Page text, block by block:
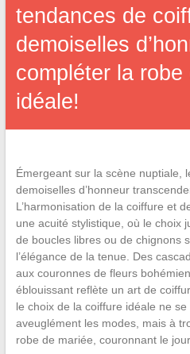
tendances de
demoiselles
compléter la robe
idéale!
Émergeant sur la scène nuptiale,
demoiselles d’honneur
L’harmonisation de la coiffure et
une acuité stylistique, où le choix
de boucles libres ou de chignons
l’élégance de la tenue. Des
aux couronnes de fleurs
éblouissant reflète un art de
le choix de la coiffure idéale ne
aveuglément les modes, mais à
robe de mariée, couronnant le